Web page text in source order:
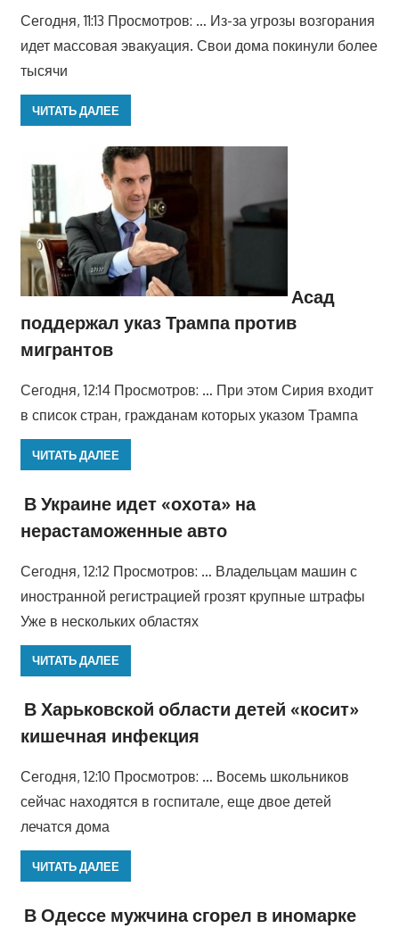
Сегодня, 11:13 Просмотров: … Из-за угрозы возгорания
идет массовая эвакуация. Свои дома покинули более
тысячи
ЧИТАТЬ ДАЛЕЕ
Асад
поддержал указ Трампа против
мигрантов
Сегодня, 12:14 Просмотров: … При этом Сирия входит
в список стран, гражданам которых указом Трампа
ЧИТАТЬ ДАЛЕЕ
В Украине идет «охота» на
нерастаможенные авто
Сегодня, 12:12 Просмотров: … Владельцам машин с
иностранной регистрацией грозят крупные штрафы
Уже в нескольких областях
ЧИТАТЬ ДАЛЕЕ
В Харьковской области детей «косит»
кишечная инфекция
Сегодня, 12:10 Просмотров: … Восемь школьников
сейчас находятся в госпитале, еще двое детей
лечатся дома
ЧИТАТЬ ДАЛЕЕ
В Одессе мужчина сгорел в иномарке